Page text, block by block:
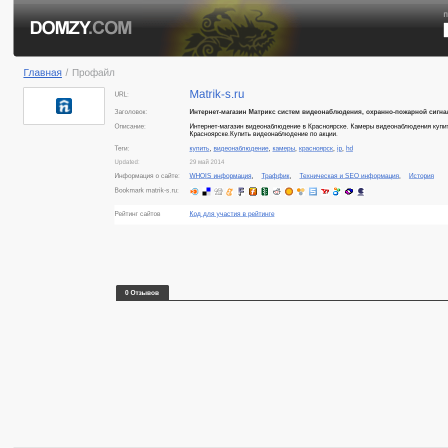
Главная / Профайл
URL: Matrik-s.ru
Заголовок:
Интернет-магазин Матрикс систем видеонаблюдения, охранно-пожарной
Описание:
Интернет-магазин видеонаблюдение в Красноярске. Камеры видеонаблюдения
Красноярске.Купить видеонаблюдение по акции.
Теги:
купить, видеонаблюдение, камеры, красноярск, ip, hd
Updated: 29 май 2014
Информация о сайте: WHOIS информация, Траффик, Техническая и SEO информация,
История
Bookmark matrik-s.ru:
Рейтинг сайтов Код для участия в рейтинге
0 Отзывов